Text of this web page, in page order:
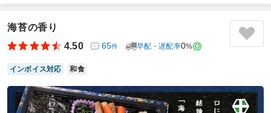
限りナマモノを避ける点でも、副菜も含めて使いやすいと思
い選択。見た目などは期待や意識をしていませんでしたが、
開ける前のお弁当を見てどの方も反応していたため想定外の
結果でした。しっかり鰻の量も多かったです。
ご利用シーン：－
神奈川県海老名市中央2026/06/08
海苔の香り
4.50
65件 早配・遅配率0%
インボイス対応 和食